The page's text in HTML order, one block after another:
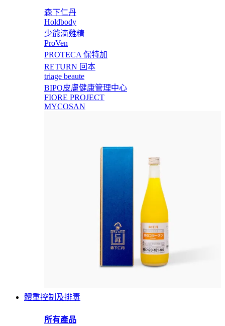
森下仁丹
Holdbody
少爺滴雞精
ProVen
PROTECA 保特加
RETURN 回本
triage beaute
BIPO皮膚健康管理中心
FIORE PROJECT
MYCOSAN
體重控制及排毒
所有產品